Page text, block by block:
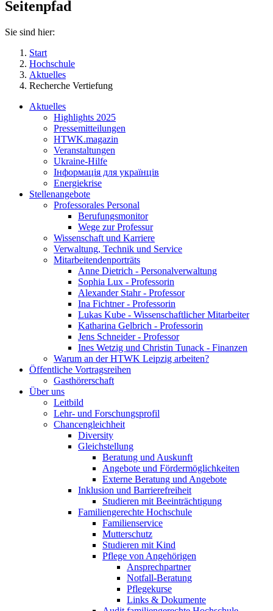
Seitenpfad
Sie sind hier:
Start
Hochschule
Aktuelles
Recherche Vertiefung
Aktuelles
Highlights 2025
Pressemitteilungen
HTWK.magazin
Veranstaltungen
Ukraine-Hilfe
Інформація для українців
Energiekrise
Stellenangebote
Professorales Personal
Berufungsmonitor
Wege zur Professur
Wissenschaft und Karriere
Verwaltung, Technik und Service
Mitarbeitendenporträts
Anne Dietrich - Personalverwaltung
Sophia Lux - Professorin
Alexander Stahr - Professor
Ina Fichtner - Professorin
Lukas Kube - Wissenschaftlicher Mitarbeiter
Katharina Gelbrich - Professorin
Jens Schneider - Professor
Ines Wetzig und Christin Tunack - Finanzen
Warum an der HTWK Leipzig arbeiten?
Öffentliche Vortragsreihen
Gasthörerschaft
Über uns
Leitbild
Lehr- und Forschungsprofil
Chancengleichheit
Diversity
Gleichstellung
Beratung und Auskunft
Angebote und Fördermöglichkeiten
Externe Beratung und Angebote
Inklusion und Barrierefreiheit
Studieren mit Beeinträchtigung
Familiengerechte Hochschule
Familienservice
Mutterschutz
Studieren mit Kind
Pflege von Angehörigen
Ansprechpartner
Notfall-Beratung
Pflegekurse
Links & Dokumente